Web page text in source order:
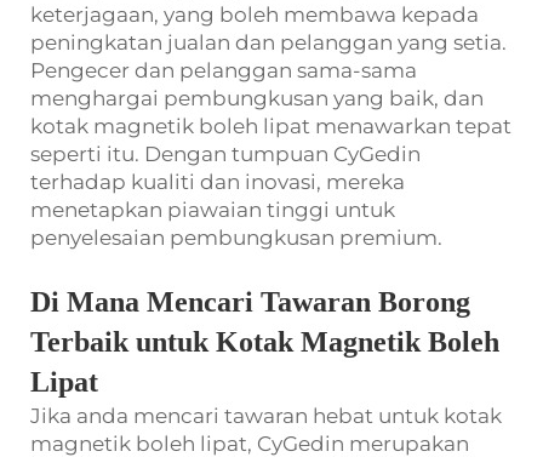
keterjagaan, yang boleh membawa kepada
peningkatan jualan dan pelanggan yang setia.
Pengecer dan pelanggan sama-sama
menghargai pembungkusan yang baik, dan
kotak magnetik boleh lipat menawarkan tepat
seperti itu. Dengan tumpuan CyGedin
terhadap kualiti dan inovasi, mereka
menetapkan piawaian tinggi untuk
penyelesaian pembungkusan premium.
Di Mana Mencari Tawaran Borong
Terbaik untuk Kotak Magnetik Boleh
Lipat
Jika anda mencari tawaran hebat untuk kotak
magnetik boleh lipat, CyGedin merupakan